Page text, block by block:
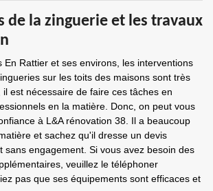
de la zinguerie et les travaux
En Rattier et ses environs, les interventions
sur les toits des maisons sont très
est nécessaire de faire ces tâches en
en la matière. Donc, on peut vous
à L&A rénovation 38. Il a beaucoup
et sachez qu'il dresse un devis
sans engagement. Si vous avez besoin des
veuillez le téléphoner
pas que ses équipements sont efficaces et